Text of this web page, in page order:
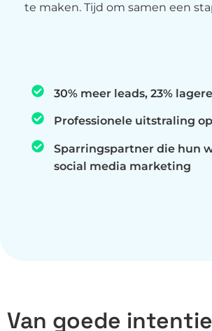
te maken. Tijd om samen een
30% meer leads, 23%
Professionele uitstraling
Sparringspartner die hun
social media marketing
Van goede